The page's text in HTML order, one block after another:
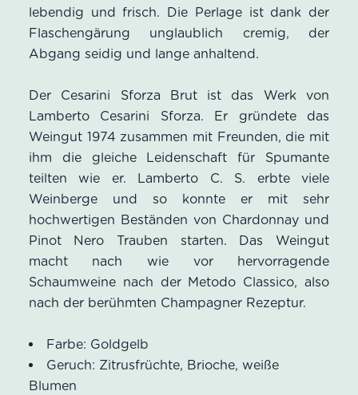
lebendig und frisch. Die Perlage ist dank der
Flaschengärung unglaublich cremig, der
Abgang seidig und lange anhaltend.
Der Cesarini Sforza Brut ist das Werk von
Lamberto Cesarini Sforza. Er gründete das
Weingut 1974 zusammen mit Freunden, die mit
ihm die gleiche Leidenschaft für Spumante
teilten wie er. Lamberto C. S. erbte viele
Weinberge und so konnte er mit sehr
hochwertigen Beständen von Chardonnay und
Pinot Nero Trauben starten. Das Weingut
macht nach wie vor hervorragende
Schaumweine nach der Metodo Classico, also
nach der berühmten Champagner Rezeptur.
Farbe: Goldgelb
Geruch: Zitrusfrüchte, Brioche, weiße
Blumen